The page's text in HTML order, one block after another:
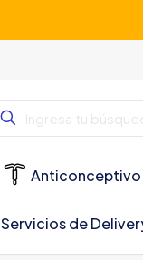
Anticonceptivo
Servicios de